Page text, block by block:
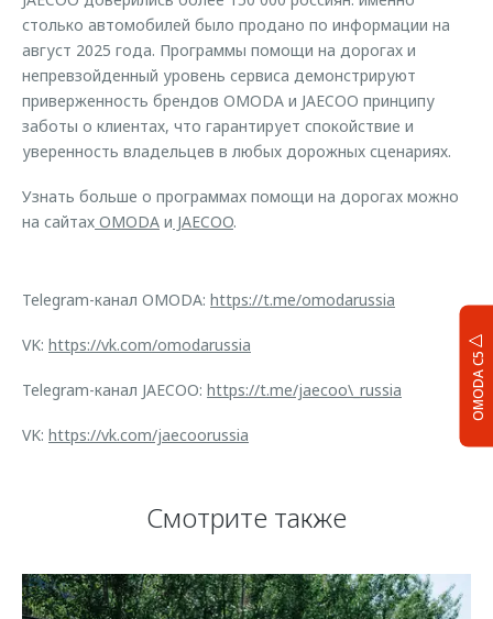
OMODA C5
столько автомобилей было продано по информации на
август 2025 года. Программы помощи на дорогах и
непревзойденный уровень сервиса демонстрируют
приверженность брендов OMODA и JAECOO принципу
заботы о клиентах, что гарантирует спокойствие и
уверенность владельцев в любых дорожных сценариях.
Узнать больше о программах помощи на дорогах можно
на сайтах OMODA и JAECOO.
Telegram-канал OMODA: https://t.me/omodarussia
VK: https://vk.com/omodarussia
Telegram-канал JAECOO: https://t.me/jaecoo\_russia
VK: https://vk.com/jaecoorussia
Смотрите также